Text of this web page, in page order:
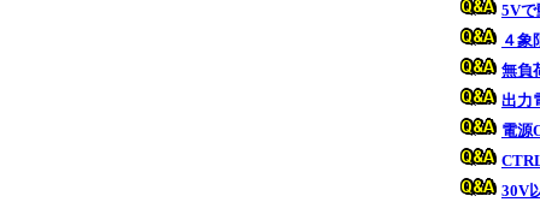
5Vで
４象
無負
出力
電源
30V